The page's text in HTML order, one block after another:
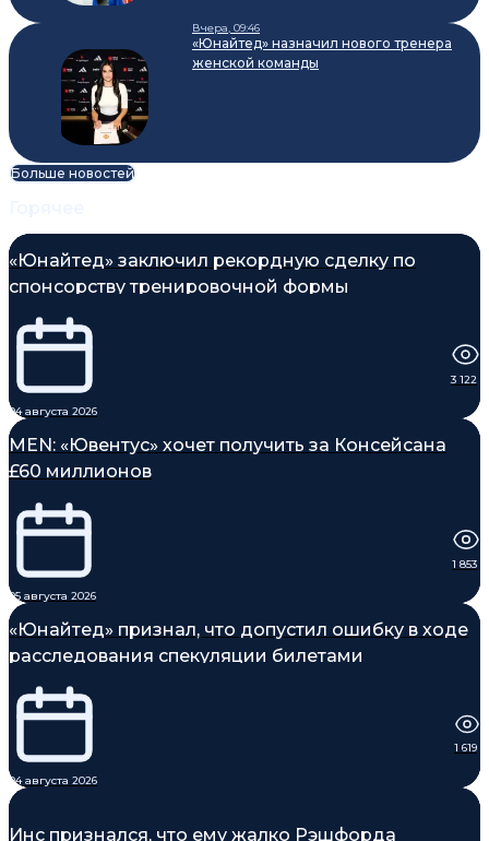
Вчера, 09:46
«Юнайтед» назначил нового тренера
женской команды
Больше новостей
«Юнайтед» заключил рекордную сделку по
спонсорству тренировочной формы
04 августа 2026
3 122
MEN: «Ювентус» хочет получить за Консейсана
£60 миллионов
05 августа 2026
1 853
«Юнайтед» признал, что допустил ошибку в ходе
расследования спекуляции билетами
04 августа 2026
1 619
Инс признался, что ему жалко Рэшфорда